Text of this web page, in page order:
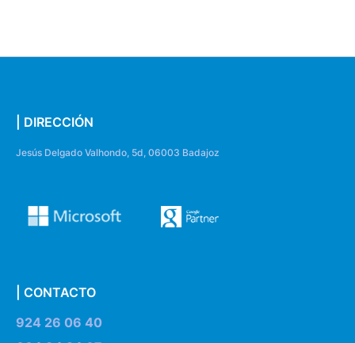
| DIRECCIÓN
Jesús Delgado Valhondo, 5d, 06003 Badajoz
| CONTACTO
924 26 06 40